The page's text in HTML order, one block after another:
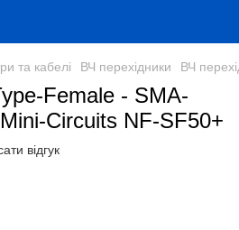
та кабелі ВЧ перехідники ВЧ
Female - SMA-
Circuits NF-SF50+
відгук